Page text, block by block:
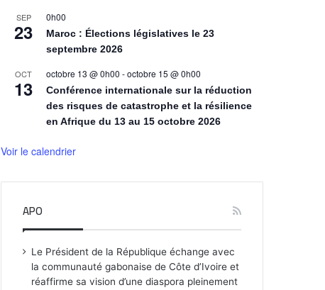
SEP
23
0h00
Maroc : Élections législatives le 23
septembre 2026
OCT
13
octobre 13 @ 0h00 -octobre 15 @ 0h00
Conférence internationale sur la réduction
des risques de catastrophe et la résilience
en Afrique du 13 au 15 octobre 2026
Voir le calendrier
APO
Le Président de la République échange avec
la communauté gabonaise de Côte d’Ivoire et
réaffirme sa vision d’une diaspora pleinement